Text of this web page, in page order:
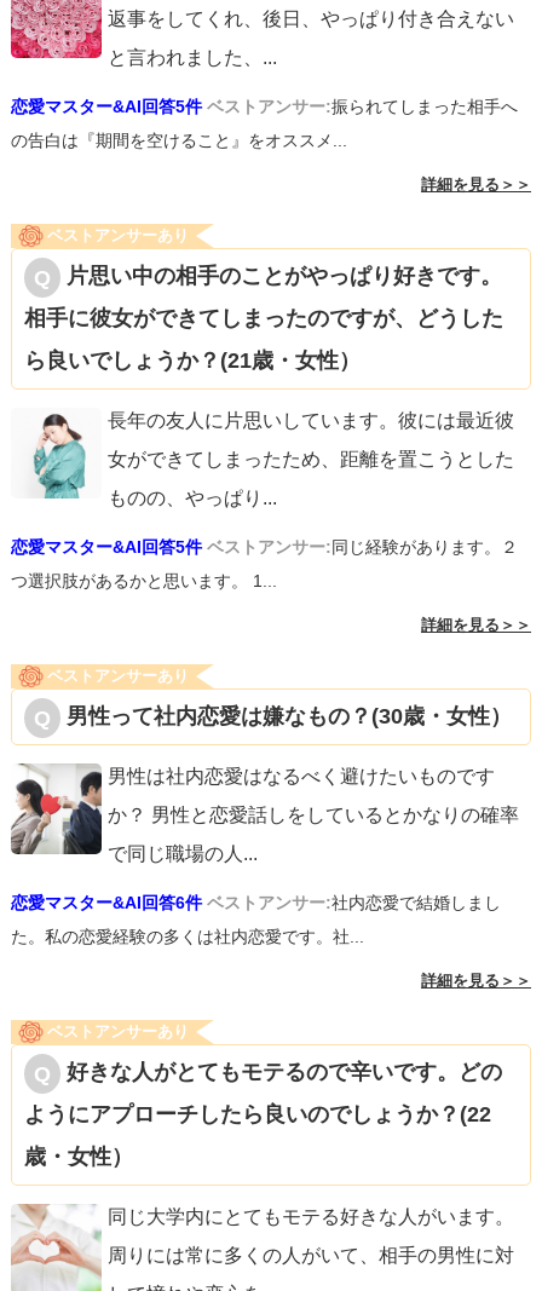
返事をしてくれ、後日、やっぱり付き合えない
と言われました、 ...
恋愛マスター&AI回答5件 ベストアンサー:振られてしまった相手へ
の告白は『期間を空けること』をオススメ...
詳細を見る＞＞
ベストアンサーあり
片思い中の相手のことがやっぱり好きです。
相手に彼女ができてしまったのですが、どうした
ら良いでしょうか？(21歳・女性）
長年の友人に片思いしています。彼には最近彼
女ができてしまったため、距離を置こうとした
ものの、やっぱり ...
恋愛マスター&AI回答5件 ベストアンサー:同じ経験があります。２
つ選択肢があるかと思います。 1...
詳細を見る＞＞
ベストアンサーあり
男性って社内恋愛は嫌なもの？(30歳・女性）
男性は社内恋愛はなるべく避けたいものです
か？ 男性と恋愛話しをしているとかなりの確率
で同じ職場の人 ...
恋愛マスター&AI回答6件 ベストアンサー:社内恋愛で結婚しまし
た。私の恋愛経験の多くは社内恋愛です。社...
詳細を見る＞＞
ベストアンサーあり
好きな人がとてもモテるので辛いです。どの
ようにアプローチしたら良いのでしょうか？(22
歳・女性）
同じ大学内にとてもモテる好きな人がいます。
周りには常に多くの人がいて、相手の男性に対